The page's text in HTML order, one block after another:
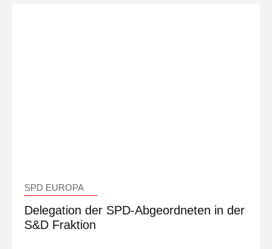
SPD EUROPA
Delegation der SPD-Abgeordneten in der
S&D Fraktion